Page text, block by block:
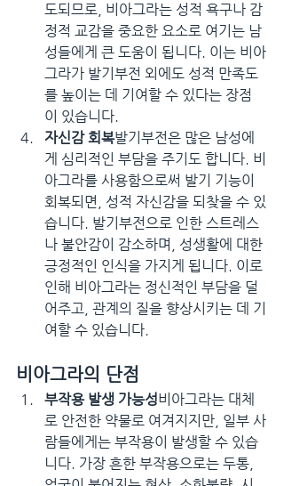
도되므로, 비아그라는 성적 욕구나 감
정적 교감을 중요한 요소로 여기는 남
성들에게 큰 도움이 됩니다. 이는 비아
그라가 발기부전 외에도 성적 만족도
를 높이는 데 기여할 수 있다는 장점
이 있습니다.
자신감 회복발기부전은 많은 남성에
게 심리적인 부담을 주기도 합니다. 비
아그라를 사용함으로써 발기 기능이
회복되면, 성적 자신감을 되찾을 수 있
습니다. 발기부전으로 인한 스트레스
나 불안감이 감소하며, 성생활에 대한
긍정적인 인식을 가지게 됩니다. 이로
인해 비아그라는 정신적인 부담을 덜
어주고, 관계의 질을 향상시키는 데 기
여할 수 있습니다.
비아그라의 단점
부작용 발생 가능성비아그라는 대체
로 안전한 약물로 여겨지지만, 일부 사
람들에게는 부작용이 발생할 수 있습
니다. 가장 흔한 부작용으로는 두통,